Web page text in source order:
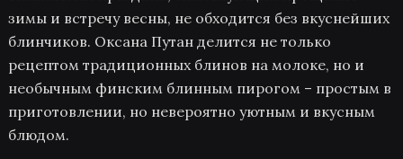
зимы и встречу весны, не обходится без вкуснейших
блинчиков. Оксана Путан делится не только
рецептом традиционных блинов на молоке, но и
необычным финским блинным пирогом – простым в
приготовлении, но невероятно уютным и вкусным
блюдом.